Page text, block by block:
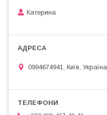
Катерина
0994674941, Київ, Україна